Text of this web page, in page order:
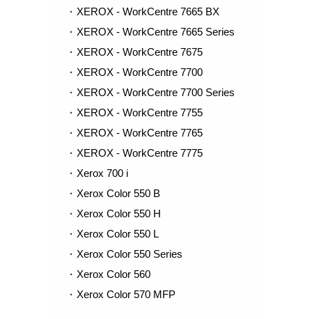
XEROX - WorkCentre 7665 BX
XEROX - WorkCentre 7665 Series
XEROX - WorkCentre 7675
XEROX - WorkCentre 7700
XEROX - WorkCentre 7700 Series
XEROX - WorkCentre 7755
XEROX - WorkCentre 7765
XEROX - WorkCentre 7775
Xerox 700 i
Xerox Color 550 B
Xerox Color 550 H
Xerox Color 550 L
Xerox Color 550 Series
Xerox Color 560
Xerox Color 570 MFP